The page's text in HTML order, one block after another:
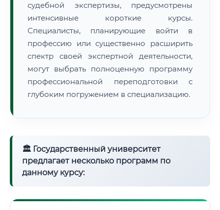
судебной экспертизы, предусмотрены
интенсивные короткие курсы.
Специалисты, планирующие войти в
профессию или существенно расширить
спектр своей экспертной деятельности,
могут выбрать полноценную программу
профессиональной переподготовки с
глубоким погружением в специализацию.
🏛 Государственный университет
предлагает несколько программ по
данному курсу: